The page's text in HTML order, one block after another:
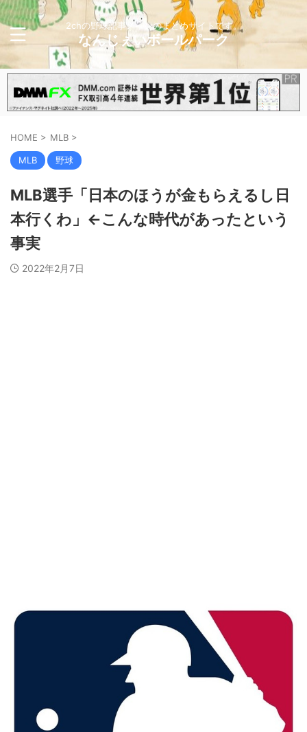
2chの野球記事メインのまとめサイトです。
なんじぇいボールパーク
HOME > MLB >
MLB 野球
MLB選手「日本のほうが金もらえるし日
本行くわ」←こんな時代があったという
事実
2022年2月7日